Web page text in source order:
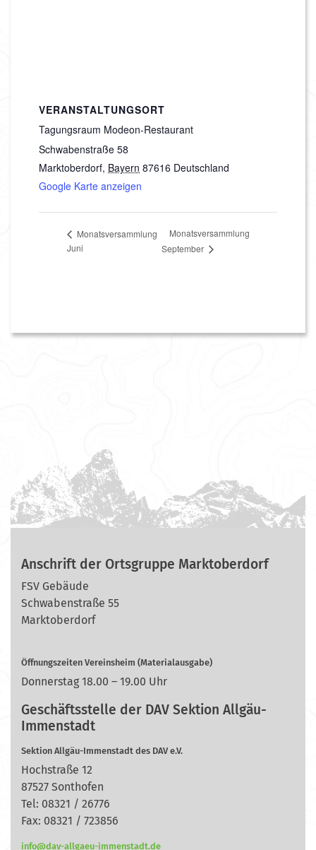
VERANSTALTUNGSORT
Tagungsraum Modeon-Restaurant
Schwabenstraße 58
Marktoberdorf, Bayern 87616 Deutschland
Google Karte anzeigen
Monatsversammlung
Juni
Monatsversammlung
September
Anschrift der Ortsgruppe Marktoberdorf
FSV Gebäude
Schwabenstraße 55
Marktoberdorf
Öffnungszeiten Vereinsheim (Materialausgabe)
Donnerstag 18.00 – 19.00 Uhr
Geschäftsstelle der DAV Sektion Allgäu-
Immenstadt
Sektion Allgäu-Immenstadt des DAV e.V.
Hochstraße 12
87527 Sonthofen
Tel: 08321 / 26776
Fax: 08321 / 723856
info@dav-allgaeu-immenstadt.de